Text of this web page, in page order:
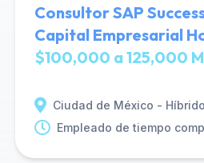
Consultor SAP
Capital Empresarial
$100,000 a 125,000
Ciudad de México - Híbrido
Empleado de tiempo